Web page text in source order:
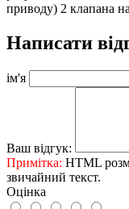
приводу) 2 клапана
Написати
ім'я
Ваш відгук:
Примітка: HTML
звичайний текст.
Оцінка